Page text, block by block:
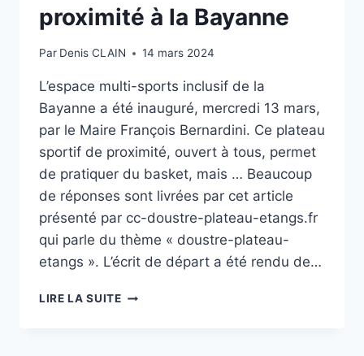
RÉSULTATS
proximité à la Bayanne
Par Denis CLAIN 14 mars 2024
L’espace multi-sports inclusif de la
Bayanne a été inauguré, mercredi 13 mars,
par le Maire François Bernardini. Ce plateau
sportif de proximité, ouvert à tous, permet
de pratiquer du basket, mais … Beaucoup
de réponses sont livrées par cet article
présenté par cc-doustre-plateau-etangs.fr
qui parle du thème « doustre-plateau-
etangs ». L’écrit de départ a été rendu de…
LIRE LA SUITEUN